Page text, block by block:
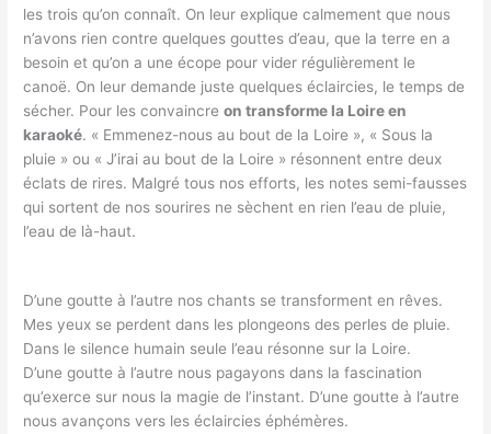
les trois qu’on connaît. On leur explique calmement que nous
n’avons rien contre quelques gouttes d’eau, que la terre en a
besoin et qu’on a une écope pour vider régulièrement le
canoë. On leur demande juste quelques éclaircies, le temps de
sécher. Pour les convaincreon transforme la Loire en
karaoké. « Emmenez-nous au bout de la Loire », « Sous la
pluie » ou « J’irai au bout de la Loire » résonnent entre deux
éclats de rires. Malgré tous nos efforts, les notes semi-fausses
qui sortent de nos sourires ne sèchent en rien l’eau de pluie,
l’eau de là-haut.
D’une goutte à l’autre nos chants se transforment en rêves.
Mes yeux se perdent dans les plongeons des perles de pluie.
Dans le silence humain seule l’eau résonne sur la Loire.
D’une goutte à l’autre nous pagayons dans la fascination
qu’exerce sur nous la magie de l’instant. D’une goutte à l’autre
nous avançons vers les éclaircies éphémères.